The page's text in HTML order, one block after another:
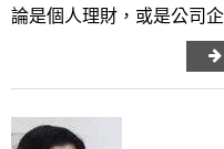
論是個人理財，或是公司